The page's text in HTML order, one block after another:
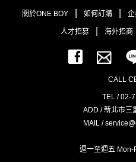
關於ONE BOY 如何訂購
人才招募 海外招商
CALL
TEL / 02-
ADD / 新北市三
MAIL /
週一至週五